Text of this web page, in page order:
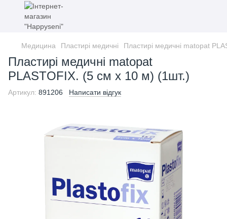
Медицина Пластирі медичні Пластирі медичні matopat
Пластирі медичні matopat
PLASTOFIX. (5 см x 10 м) (1шт.)
Артикул: 891206 Написати відгук